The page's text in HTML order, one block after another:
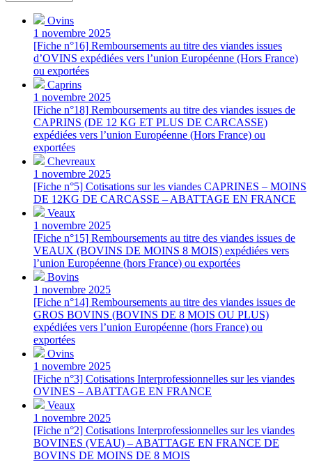
Ovins
1 novembre 2025
[Fiche n°16] Remboursements au titre des viandes issues
d’OVINS expédiées vers l’union Européenne (Hors France)
ou exportées
Caprins
1 novembre 2025
[Fiche n°18] Remboursements au titre des viandes issues de
CAPRINS (DE 12 KG ET PLUS DE CARCASSE)
expédiées vers l’union Européenne (Hors France) ou
exportées
Chevreaux
1 novembre 2025
[Fiche n°5] Cotisations sur les viandes CAPRINES – MOINS
DE 12KG DE CARCASSE – ABATTAGE EN FRANCE
Veaux
1 novembre 2025
[Fiche n°15] Remboursements au titre des viandes issues de
VEAUX (BOVINS DE MOINS 8 MOIS) expédiées vers
l’union Européenne (hors France) ou exportées
Bovins
1 novembre 2025
[Fiche n°14] Remboursements au titre des viandes issues de
GROS BOVINS (BOVINS DE 8 MOIS OU PLUS)
expédiées vers l’union Européenne (hors France) ou
exportées
Ovins
1 novembre 2025
[Fiche n°3] Cotisations Interprofessionnelles sur les viandes
OVINES – ABATTAGE EN FRANCE
Veaux
1 novembre 2025
[Fiche n°2] Cotisations Interprofessionnelles sur les viandes
BOVINES (VEAU) – ABATTAGE EN FRANCE DE
BOVINS DE MOINS DE 8 MOIS